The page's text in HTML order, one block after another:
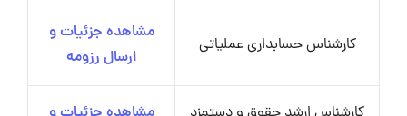
کارشناس حسابداری عملیاتی
مشاهده جزئیات و
ارسال رزومه